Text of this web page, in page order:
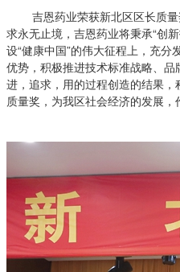
吉恩药业荣获新北区区长质
求永无止境，吉恩药业将秉承“创
设“健康中国”的伟大征程上，充
优势，积极推进技术标准战略、
进，追求，用的过程创造的结果
质量奖，为我区社会经济的发展，